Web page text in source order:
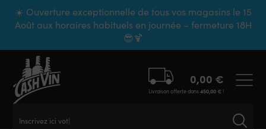
☀️ Ouverture exceptionnelle de tous vos magasins le 15
Août aux horaires habituels en journée – fermeture 18H
😎🍹
Inscrivez ici votre
0,00 €
Livraison offerte dans450,00 €!
Panneau de gestion des cookies